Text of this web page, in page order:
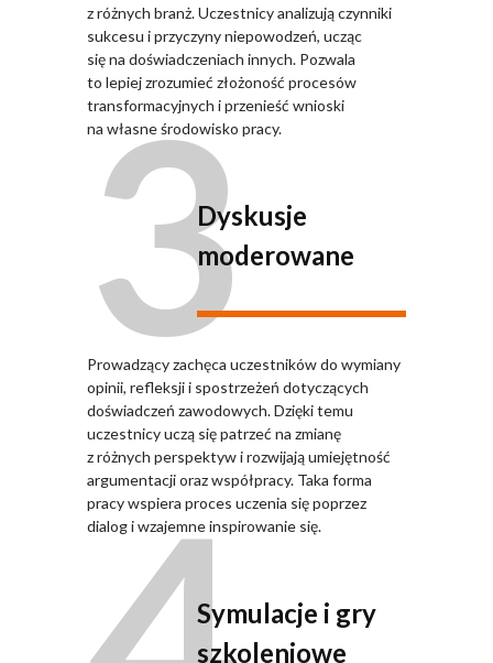
z różnych branż. Uczestnicy analizują czynniki
sukcesu i przyczyny niepowodzeń, ucząc
się na doświadczeniach innych. Pozwala
to lepiej zrozumieć złożoność procesów
transformacyjnych i przenieść wnioski
na własne środowisko pracy.
3Dyskusje
moderowane
Prowadzący zachęca uczestników do wymiany
opinii, refleksji i spostrzeżeń dotyczących
doświadczeń zawodowych. Dzięki temu
uczestnicy uczą się patrzeć na zmianę
z różnych perspektyw i rozwijają umiejętność
argumentacji oraz współpracy. Taka forma
pracy wspiera proces uczenia się poprzez
dialog i wzajemne inspirowanie się.
Symulacje i gry
szkoleniowe